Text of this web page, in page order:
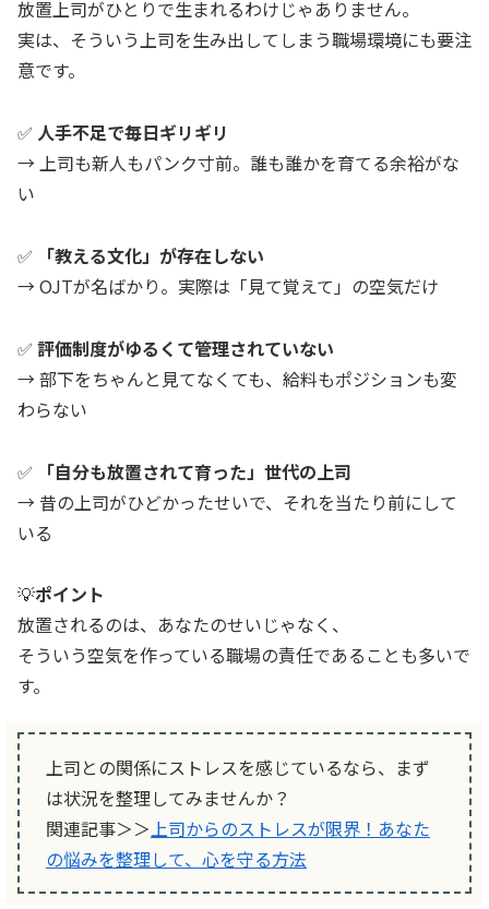
放置上司がひとりで生まれるわけじゃありません。
実は、そういう上司を生み出してしまう職場環境にも要注
意です。
✅ 人手不足で毎日ギリギリ
→ 上司も新人もパンク寸前。誰も誰かを育てる余裕がな
い
✅
「教える文化」が存在しない
→ OJTが名ばかり。実際は「見て覚えて」の空気だけ
✅ 評価制度がゆるくて管理されていない
→ 部下をちゃんと見てなくても、給料もポジションも変
わらない
✅
「自分も放置されて育った」世代の上司
→ 昔の上司がひどかったせいで、それを当たり前にして
いる
💡ポイント
放置されるのは、あなたのせいじゃなく、
そういう空気を作っている職場の責任であることも多いで
す。
上司との関係にストレスを感じているなら、まず
は状況を整理してみませんか？
関連記事＞＞上司からのストレスが限界！あなた
の悩みを整理して、心を守る方法